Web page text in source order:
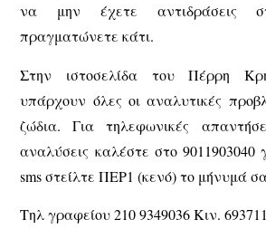
να μην έχετε αντιδράσεις
πραγματώνετε κάτι.
Στην ιστοσελίδα του Πέρρη
υπάρχουν όλες οι αναλυτικές
ζώδια. Για τηλεφωνικές
αναλύσεις καλέστε στο 9011903040
sms στείλτε ΠΕΡ1 (κενό) το μήνυμά
Τηλ γραφείου 210 9349036 Κιν.